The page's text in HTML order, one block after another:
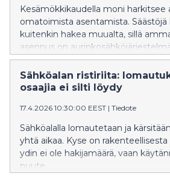
Kesämökkikaudella moni harkitsee
omatoimista asentamista. Säästöjä
kuitenkin hakea muualta, sillä
asennus on
turvatekijä.
Sähköalan ristiriita:
osaajia ei silti löydy
17.4.2026 10:30:00 EEST | Tiedote
Sähköalalla lomautetaan ja
yhtä aikaa. Kyse on
ydin ei ole hakijamäärä, vaan
puute.